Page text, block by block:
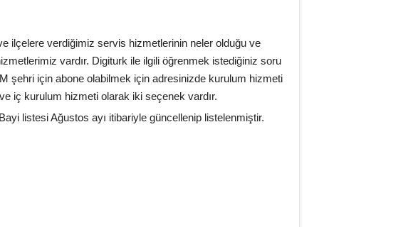
ilçelere verdiğimiz servis hizmetlerinin neler olduğu ve
vardır. Digiturk ile ilgili öğrenmek istediğiniz soru
şehri için abone olabilmek için adresinizde kurulum hizmeti
iç kurulum hizmeti olarak iki seçenek vardır.
listesi Ağustos ayı itibariyle güncellenip listelenmiştir.